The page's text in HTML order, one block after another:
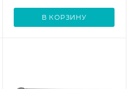
В КОРЗИНУ